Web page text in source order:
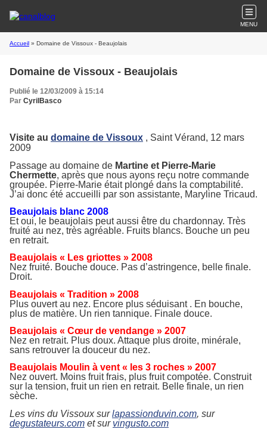
MENU
Accueil » Domaine de Vissoux - Beaujolais
Domaine de Vissoux - Beaujolais
Publié le 12/03/2009 à 15:14
Par CyrilBasco
Visite au domaine de Vissoux , Saint Vérand, 12 mars
2009
Passage au domaine de Martine et Pierre-Marie
Chermette, après que nous ayons reçu notre commande
groupée. Pierre-Marie était plongé dans la comptabilité.
J’ai donc été accueilli par son assistante, Maryline Tricaud.
Beaujolais blanc 2008
Et oui, le beaujolais peut aussi être du chardonnay. Très
fruité au nez, très agréable. Fruits blancs. Bouche un peu
en retrait.
Beaujolais « Les griottes » 2008
Nez fruité. Bouche douce. Pas d’astringence, belle finale.
Droit.
Beaujolais « Tradition » 2008
Plus ouvert au nez. Encore plus séduisant . En bouche,
plus de matière. Un rien tannique. Finale douce.
Beaujolais « Cœur de vendange » 2007
Nez en retrait. Plus doux. Attaque plus droite, minérale,
sans retrouver la douceur du nez.
Beaujolais Moulin à vent « les 3 roches » 2007
Nez ouvert. Moins fruit frais, plus fruit compotée. Construit
sur la tension, fruit un rien en retrait. Belle finale, un rien
sèche.
Les vins du Vissoux surlapassionduvin.com, sur
degustateurs.com et sur vingusto.com